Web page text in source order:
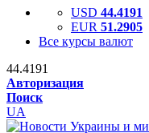
USD 44.4191
EUR 51.2905
Все курсы валют
44.4191
Авторизация
Поиск
UA